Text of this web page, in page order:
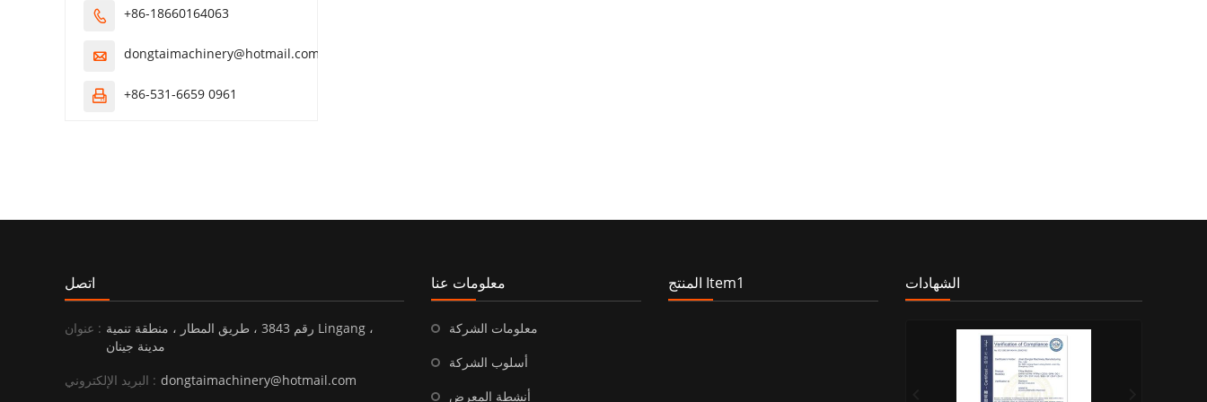
 +86-18660164063
 dongtaimachinery@hotmail.com
 +86-531-6659 0961
اتصل
عنوان : رقم 3843 ، طريق المطار ، منطقة تنمية Lingang ،
مدينة جينان
البريد الإلكتروني : dongtaimachinery@hotmail.com
معلومات عنا
معلومات الشركة
أسلوب الشركة
أنشطة المعرض
المنتج Item1 الشهادات